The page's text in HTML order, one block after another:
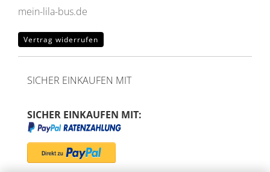
mein-lila-bus.de
Vertrag widerrufen
SICHER EINKAUFEN MIT
SICHER EINKAUFEN MIT: